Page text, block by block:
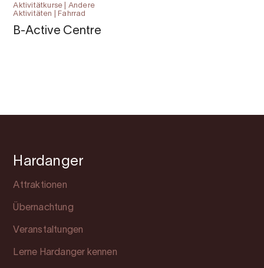
Aktivitätkurse | Andere
Aktivitäten | Fahrrad
B-Active Centre
Hardanger
Attraktionen
Übernachtung
Veranstaltungen
Lerne Hardanger kennen